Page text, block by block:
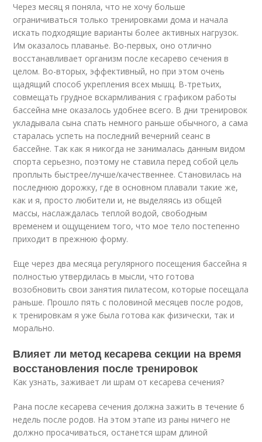
Через месяц я поняла, что не хочу больше
ограничиваться только тренировками дома и начала
искать подходящие варианты более активных нагрузок.
Им оказалось плаванье. Во-первых, оно отлично
восстанавливает организм после кесарево сечения в
целом. Во-вторых, эффективный, но при этом очень
щадящий способ укрепления всех мышц. В-третьих,
совмещать грудное вскармливания с графиком работы
бассейна мне оказалось удобнее всего. В дни тренировок
укладывала сына спать немного раньше обычного, а сама
старалась успеть на последний вечерний сеанс в
бассейне. Так как я никогда не занималась данным видом
спорта серьезно, поэтому не ставила перед собой цель
проплыть быстрее/лучше/качественнее. Становилась на
последнюю дорожку, где в основном плавали такие же,
как и я, просто любители и, не выделяясь из общей
массы, наслаждалась теплой водой, свободным
временем и ощущением того, что мое тело постепенно
приходит в прежнюю форму.
Еще через два месяца регулярного посещения бассейна я
полностью утвердилась в мысли, что готова
возобновить свои занятия пилатесом, которые посещала
раньше. Прошло пять с половиной месяцев после родов,
к тренировкам я уже была готова как физически, так и
морально.
Влияет ли метод кесарева секции на время
восстановления после тренировок
Как узнать, заживает ли шрам от кесарева сечения?
Рана после кесарева сечения должна зажить в течение 6
недель после родов. На этом этапе из раны ничего не
должно просачиваться, останется шрам длиной